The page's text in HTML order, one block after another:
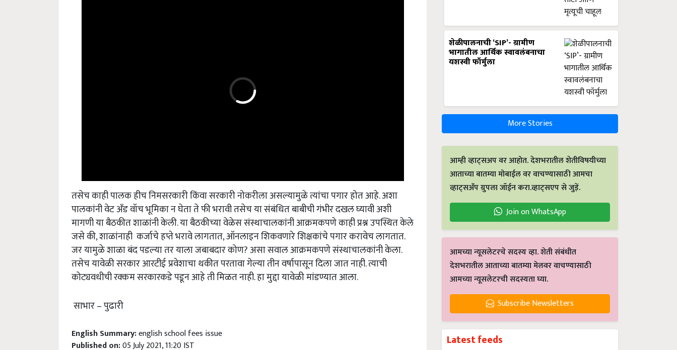
तसेच काही पालक हीच निमसरकारी किंवा सरकारी नोकरीला असल्यामुळे त्यांचा पगार होत आहे. अशा
पालकांनी वेट अँड वॉच भूमिका न घेता ते फी भरावी तसेच या संबंधित बाबीची गंभीर दखल घ्यावी अशी
मागणी या बैठकीत शाळांनी केली. या बैठकीच्या वेळेस संस्थाचालकांनी आक्रमकपणे काही प्रश्न उपस्थित केले
जसे की, शाळांनाही कर्जाचे हप्ते भरावे लागतात, ऑनलाइन शिकवणारे शिक्षकांचे पगार करावेच लागतात.
जर यामुळे शाळा बंद पडल्या तर याला जबाबदार कोण? असा सवाल आक्रमकपणे संस्थाचालकांनी केला.
तसेच यावेळी सरकार आरटीई प्रवेशाचा थकीत परतावा गेल्या तीन वर्षापासून दिला जात नाही. त्याची
कोट्यवधीची रक्कम सरकारकडे पडून आहे ती मिळत नाही. हा मुद्दा यावेळी मांडण्यात आला.
साभार – पुढारी
English Summary: english school fees issue
Published on:05 July 2021, 11:20 IST
शेळीपालनाची ‘SIP’- ग्रामीण
भागातील आर्थिक स्वावलंबनाचा
यशस्वी फॉर्मुला
More Stories
आम्ही व्हाट्सअप वर आहोत. देशभरातील शेतीविषयीच्या
आताच्या बातम्या मोबाईल वर वाचण्यासाठी आमचा
व्हाट्सअँप ग्रुपला जॉईन करा.व्हाट्सएप से जुड़ें.
Join on WhatsApp
आमच्या न्यूसलेटरचे सदस्य व्हा. शेती संबंधीत
देशभरातील आताच्या बातम्या मेलवर वाचण्यासाठी
आमच्या न्यूसलेटरची सदस्यता घ्या.
Subscribe Newsletters
Latest feeds